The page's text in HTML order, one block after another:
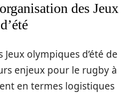
des Jeux
Jeux olympiques d’été de
enjeux pour le rugby à
en termes logistiques